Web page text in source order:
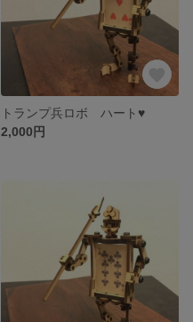
トランプ兵ロボ ハート♥
2,000円